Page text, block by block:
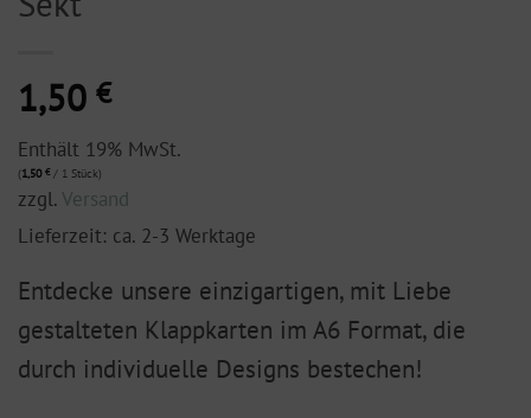
1,50 €
Enthält 19% MwSt.
(1,50 €/ 1 Stück)
zzgl.Versand
Lieferzeit: ca. 2-3 Werktage
Entdecke unsere einzigartigen, mit Liebe
gestalteten Klappkarten im A6 Format, die
durch individuelle Designs bestechen!